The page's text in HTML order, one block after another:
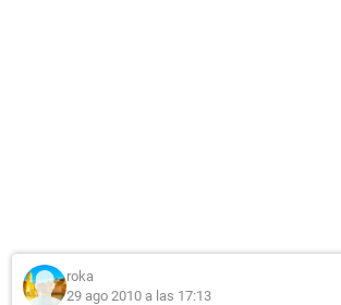
roka
29 ago 2010 a las 17:13